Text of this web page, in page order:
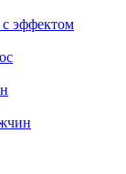
эффектом